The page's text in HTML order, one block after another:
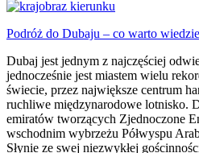
Podróż do Dubaju – co warto
Dubaj jest jednym z najczęściej
jednocześnie jest miastem wielu
świecie, przez największe centrum
ruchliwe międzynarodowe lotnisko.
emiratów tworzących Zjednoczone
wschodnim wybrzeżu Półwyspu
Słynie ze swej niezwykłej